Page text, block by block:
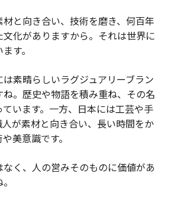
と向き合い、技術を磨き、何百年
化がありますから。それは世界に
す。
は素晴らしいラグジュアリーブラン
ね。歴史や物語を積み重ね、その名
います。一方、日本には工芸や手
が素材と向き合い、長い時間をか
美意識です。
なく、人の営みそのものに価値があ